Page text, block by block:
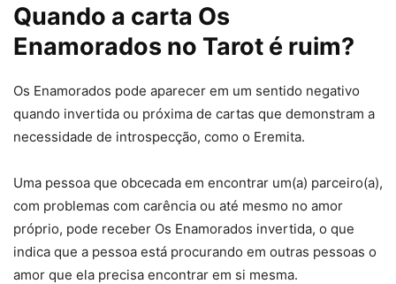
Quando a carta Os
Enamorados no Tarot é ruim?
Os Enamorados pode aparecer em um sentido negativo
quando invertida ou próxima de cartas que demonstram a
necessidade de introspecção, como o Eremita.
Uma pessoa que obcecada em encontrar um(a) parceiro(a),
com problemas com carência ou até mesmo no amor
próprio, pode receber Os Enamorados invertida, o que
indica que a pessoa está procurando em outras pessoas o
amor que ela precisa encontrar em si mesma.